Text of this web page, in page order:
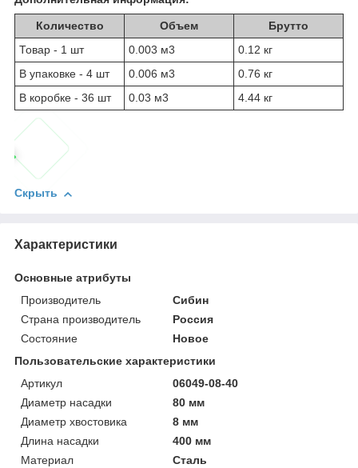
Количество Объем
Брутто
Товар - 1 шт
0.003 м3
0.12 кг
В упаковке - 4 шт
0.006 м3
0.76 кг
В коробке - 36 шт
0.03 м3 4.44 кг
Скрыть
Характеристики
Основные атрибуты
Производитель
Сибин
Страна производитель
Россия
Состояние
Новое
Пользовательские характеристики
Артикул
06049-08-40
Диаметр насадки
80 мм
Диаметр хвостовика
8 мм
Длина насадки
400 мм
Материал
Сталь